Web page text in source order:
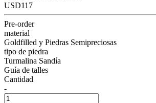
USD117
Pre-order
material
Goldfilled y Piedras Semipreciosas
tipo de piedra
Turmalina Sandía
Guía de talles
Cantidad
-